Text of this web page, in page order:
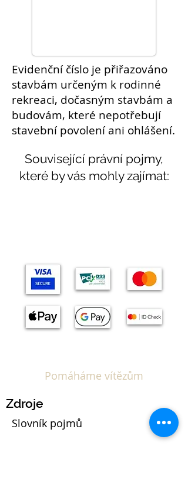
Evidenční číslo je přiřazováno
stavbám určeným k rodinné
rekreaci, dočasným stavbám a
budovám, které nepotřebují
stavební povolení ani ohlášení.
Související právní pojmy,
které by vás mohly zajímat:
Pomáháme vítězům
Zdroje
Slovník pojmů